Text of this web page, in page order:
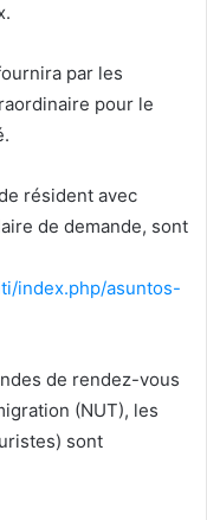
par les
pour le
résident avec
de demande, sont
index.php/asuntos-
de rendez-vous
(NUT), les
sont